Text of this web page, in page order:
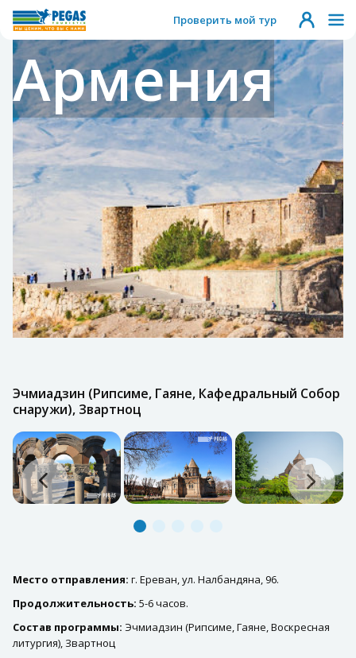
Проверить мой тур
Армения
Эчмиадзин (Рипсиме, Гаяне, Кафедральный Собор
снаружи), Звартноц
Место отправления: г. Ереван, ул. Налбандяна, 96.
Продолжительность: 5-6 часов.
Состав программы: Эчмиадзин (Рипсиме, Гаяне, Воскресная
литургия), Звартноц